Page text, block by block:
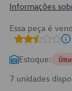
Informações
Essa peça é
Estoque:
7 unidades